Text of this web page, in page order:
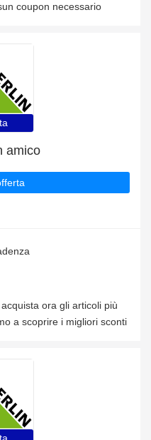
coupon necessario
amico
ora gli articoli più
a scoprire i migliori sconti